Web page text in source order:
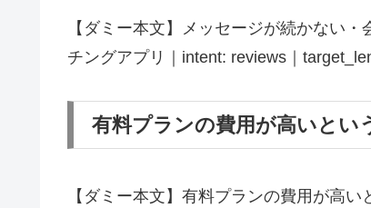
【ダミー本文】メッセージが続かない
チングアプリ｜intent: reviews｜
有料プランの費用が高いとい
【ダミー本文】有料プランの費用が高